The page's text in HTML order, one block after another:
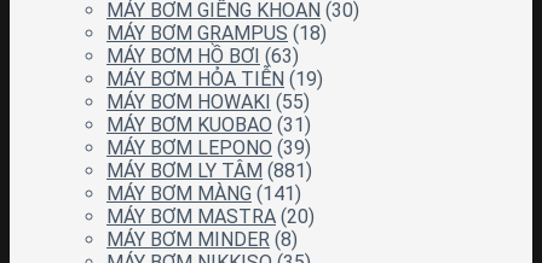
MÁY BƠM GIẾNG KHOAN (30)
MÁY BƠM GRAMPUS (18)
MÁY BƠM HỒ BƠI (63)
MÁY BƠM HỎA TIỄN (19)
MÁY BƠM HOWAKI (55)
MÁY BƠM KUOBAO (31)
MÁY BƠM LEPONO (39)
MÁY BƠM LY TÂM (881)
MÁY BƠM MÀNG (141)
MÁY BƠM MASTRA (20)
MÁY BƠM MINDER (8)